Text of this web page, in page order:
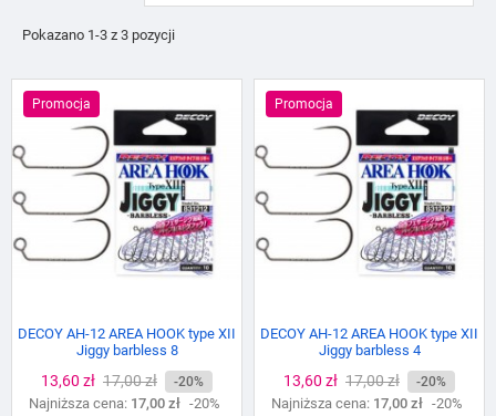
Pokazano 1-3 z 3 pozycji
Promocja
DECOY AH-12 AREA HOOK type XII
Jiggy barbless 8
Cena
13,60 zł Cena
podstawowa
17,00 zł -20%
Najniższa cena: 17,00 zł -20%
Promocja
DECOY AH-12 AREA HOOK type XII
Jiggy barbless 4
Cena
13,60 zł Cena
podstawowa
17,00 zł -20%
Najniższa cena: 17,00 zł -20%